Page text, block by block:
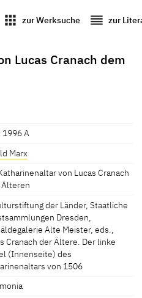
apps zur Werksuche reorder zur
Lucas Cranach dem
1996 A
Marx
von Lucas Cranach
der Länder, Staatliche
Dresden,
Alte Meister, eds.,
Cranach der Ältere. Der linke
(Innenseite) des
von 1506